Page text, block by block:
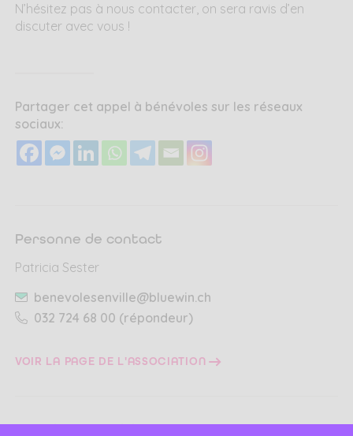
N’hésitez pas à nous contacter, on sera ravis d’en
discuter avec vous !
Partager cet appel à bénévoles sur les réseaux
sociaux:
Personne de contact
Patricia Sester
benevolesenville@bluewin.ch
032 724 68 00 (répondeur)
VOIR LA PAGE DE L'ASSOCIATION
Domaines d’activité